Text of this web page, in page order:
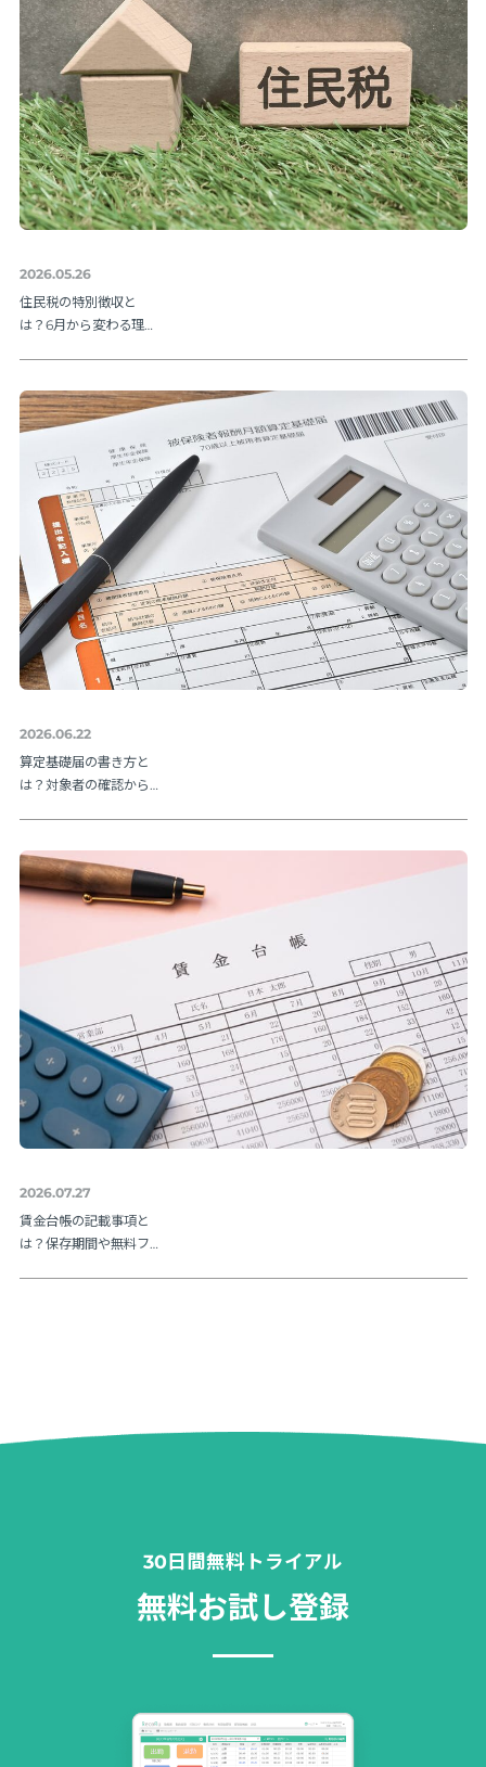
2026.05.26
住民税の特別徴収と
は？6月から変わる理由
2026.06.22
算定基礎届の書き方と
は？対象者の確認から
版】
2026.07.27
賃金台帳の記載事項と
は？保存期間や無料フ
30日間無料トライアル
無料お試し登録